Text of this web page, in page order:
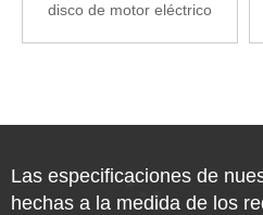
disco de motor eléctrico
Las especificaciones de
hechas a la medida de los